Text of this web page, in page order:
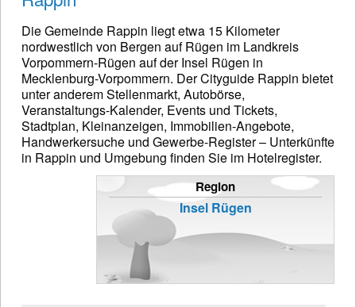
Die Gemeinde Rappin liegt etwa 15 Kilometer
nordwestlich von Bergen auf Rügen im Landkreis
Vorpommern-Rügen auf der Insel Rügen in
Mecklenburg-Vorpommern. Der Cityguide Rappin bietet
unter anderem Stellenmarkt, Autobörse,
Veranstaltungs-Kalender, Events und Tickets,
Stadtplan, Kleinanzeigen, Immobilien-Angebote,
Handwerkersuche und Gewerbe-Register – Unterkünfte
in Rappin und Umgebung finden Sie im Hotelregister.
Region
Insel Rügen